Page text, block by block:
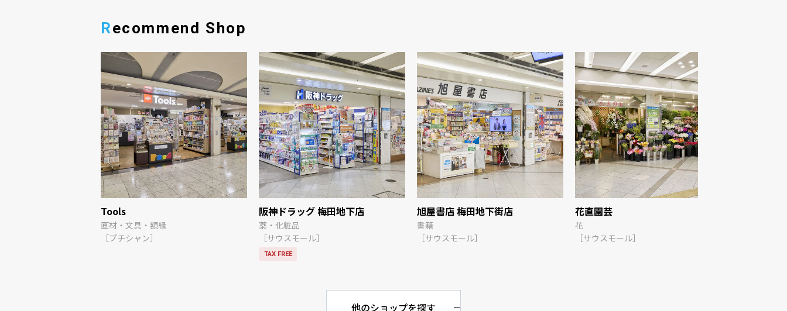
Recommend Shop
Tools
画材・文具・額縁
［プチシャン］
阪神ドラッグ 梅田地下店
薬・化粧品
［サウスモール］
TAX FREE
旭屋書店 梅田地下街店
書籍
［サウスモール］
花直園芸
花
［サウスモール］
他のショップを探す